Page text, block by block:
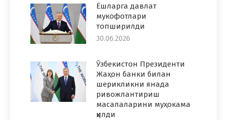
Ёшларга давлат
мукофотлари
топширилди
30.06.2026
Ўзбекистон Президенти
Жаҳон банки билан
шерикликни янада
ривожлантириш
масалаларини муҳокама
қилди